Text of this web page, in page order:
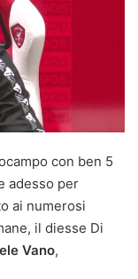
con ben 5
adesso per
ai numerosi
il diesse Di
Vano,